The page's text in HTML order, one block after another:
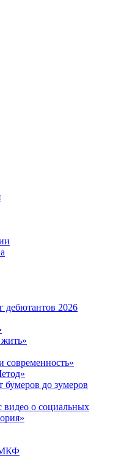
дебютантов 2026
современность»
бумеров до зумеров
видео о социальных